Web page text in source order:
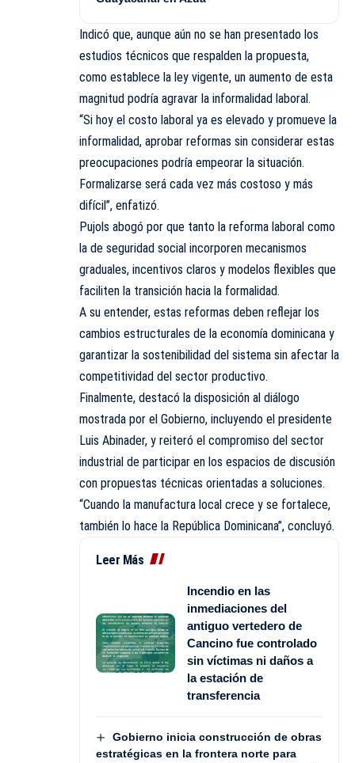
Indicó que, aunque aún no se han presentado los
estudios técnicos que respalden la propuesta,
como establece la ley vigente, un aumento de esta
magnitud podría agravar la informalidad laboral.
“Si hoy el costo laboral ya es elevado y promueve la
informalidad, aprobar reformas sin considerar estas
preocupaciones podría empeorar la situación.
Formalizarse será cada vez más costoso y más
difícil”, enfatizó.
Pujols abogó por que tanto la reforma laboral como
la de seguridad social incorporen mecanismos
graduales, incentivos claros y modelos flexibles que
faciliten la transición hacia la formalidad.
A su entender, estas reformas deben reflejar los
cambios estructurales de la economía dominicana y
garantizar la sostenibilidad del sistema sin afectar la
competitividad del sector productivo.
Finalmente, destacó la disposición al diálogo
mostrada por el Gobierno, incluyendo el presidente
Luis Abinader, y reiteró el compromiso del sector
industrial de participar en los espacios de discusión
con propuestas técnicas orientadas a soluciones.
“Cuando la manufactura local crece y se fortalece,
también lo hace la República Dominicana”, concluyó.
Leer Más
Incendio en las
inmediaciones del
antiguo vertedero de
Cancino fue controlado
sin víctimas ni daños a
la estación de
transferencia
Gobierno inicia construcción de obras
estratégicas en la frontera norte para